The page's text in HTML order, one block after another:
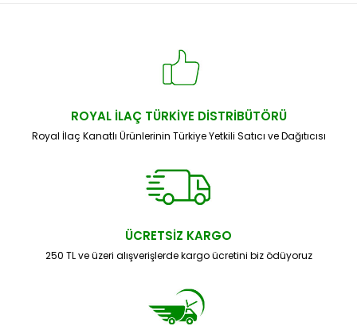
ROYAL İLAÇ TÜRKİYE DİSTRİBÜTÖRÜ
Royal İlaç Kanatlı Ürünlerinin Türkiye Yetkili Satıcı ve Dağıtıcısı
ÜCRETSİZ KARGO
250 TL ve üzeri alışverişlerde kargo ücretini biz ödüyoruz